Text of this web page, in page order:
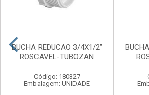
BUCHA REDUCAO 3/4X1/2”
ROSCAVEL-TUBOZAN
Código: 180327
Embalagem: UNIDADE